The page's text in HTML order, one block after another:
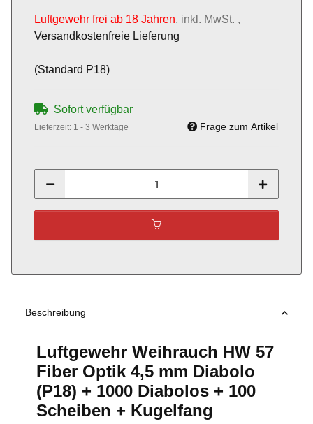
Luftgewehr frei ab 18 Jahren, inkl. MwSt. ,
Versandkostenfreie Lieferung
(Standard P18)
Sofort verfügbar
Lieferzeit: 1 - 3 Werktage Frage zum Artikel
Beschreibung
Luftgewehr Weihrauch HW 57
Fiber Optik 4,5 mm Diabolo
(P18) + 1000 Diabolos + 100
Scheiben + Kugelfang